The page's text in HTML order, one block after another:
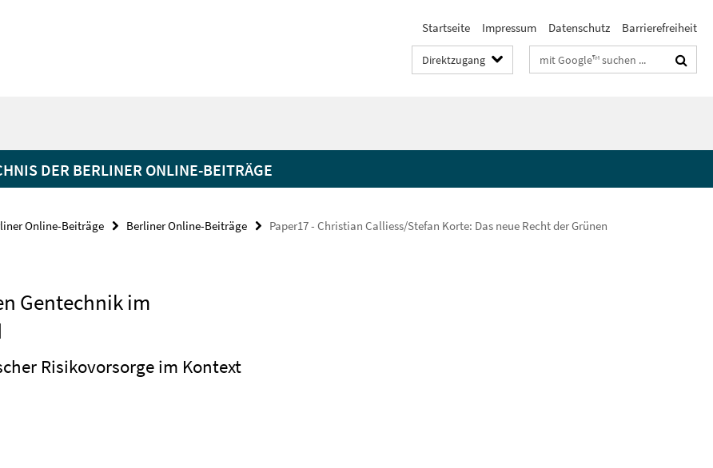
Startseite Impressum Datenschutz Barrierefreiheit
Direktzugang Suchbegriffe
DER BERLINER ONLINE-BEITRÄGE
Online-Beiträge Berliner Online-Beiträge
Paper17 - Christian Calliess/Stefan Korte: Das neue Recht der Grünen
Gentechnik im
Risikovorsorge im Kontext